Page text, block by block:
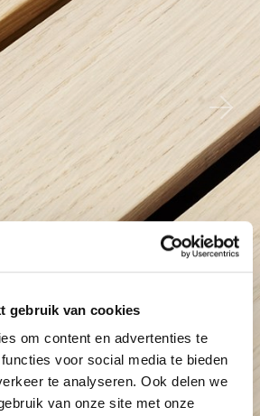
gebruik van cookies
om content en advertenties te
voor social media te bieden
te analyseren. Ook delen we
van onze site met onze
high
oval
local
vision
cm15
cm21
cm22
uli
raw
jorre
ivan
jonas